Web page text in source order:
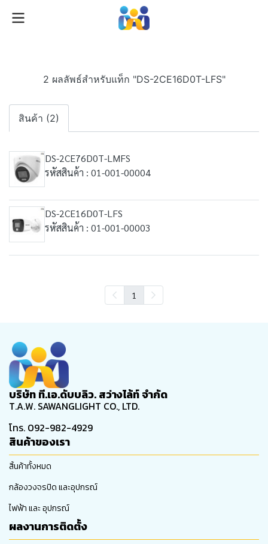
2 ผลลัพธ์สำหรับแท็ก "DS-2CE16D0T-LFS"
สินค้า (2)
DS-2CE76D0T-LMFS
รหัสสินค้า : 01-001-00004
DS-2CE16D0T-LFS
รหัสสินค้า : 01-001-00003
1
บริษัท ที.เอ.ดับบลิว. สว่างไล้ท์ จำกัด
T.A.W. SAWANGLIGHT CO., LTD.
โทร. 092-982-4929
สินค้าของเรา
สิ้นค้าทั้งหมด
กล้องวงจรปิด และอุปกรณ์
ไฟฟ้า และ อุปกรณ์
ผลงานการติดตั้ง